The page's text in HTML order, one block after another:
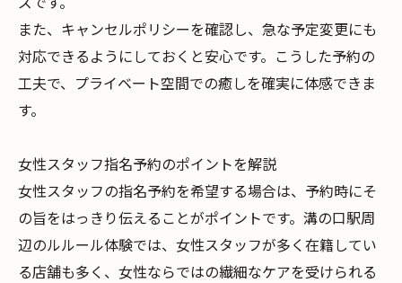
また、キャンセルポリシーを確認し、急な予定変更にも
対応できるようにしておくと安心です。こうした予約の
工夫で、プライベート空間での癒しを確実に体感できま
す。
女性スタッフ指名予約のポイントを解説
女性スタッフの指名予約を希望する場合は、予約時にそ
の旨をはっきり伝えることがポイントです。溝の口駅周
辺のルルール体験では、女性スタッフが多く在籍してい
る店舗も多く、女性ならではの繊細なケアを受けられる